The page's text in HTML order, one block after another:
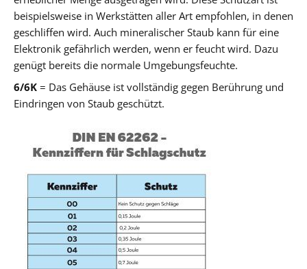
beispielsweise in Werkstätten aller Art empfohlen, in denen
geschliffen wird. Auch mineralischer Staub kann für eine
Elektronik gefährlich werden, wenn er feucht wird. Dazu
genügt bereits die normale Umgebungsfeuchte.
6/6K = Das Gehäuse ist vollständig gegen Berührung und
Eindringen von Staub geschützt.